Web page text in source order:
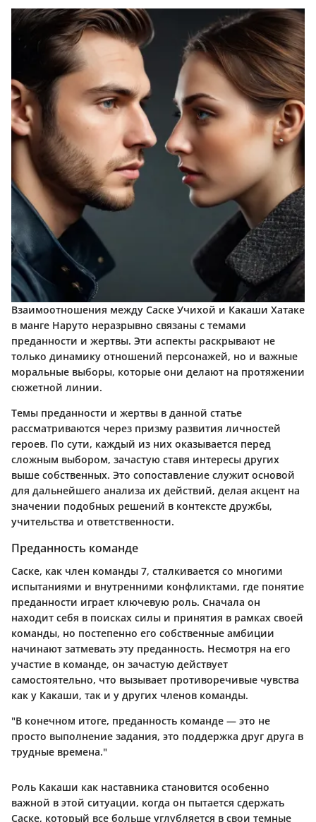
Взаимоотношения между Саске Учихой и Какаши Хатаке
в манге Наруто неразрывно связаны с темами
преданности и жертвы. Эти аспекты раскрывают не
только динамику отношений персонажей, но и важные
моральные выборы, которые они делают на протяжении
сюжетной линии.
Темы преданности и жертвы в данной статье
рассматриваются через призму развития личностей
героев. По сути, каждый из них оказывается перед
сложным выбором, зачастую ставя интересы других
выше собственных. Это сопоставление служит основой
для дальнейшего анализа их действий, делая акцент на
значении подобных решений в контексте дружбы,
учительства и ответственности.
Преданность команде
Саске, как член команды 7, сталкивается со многими
испытаниями и внутренними конфликтами, где понятие
преданности играет ключевую роль. Сначала он
находит себя в поисках силы и принятия в рамках своей
команды, но постепенно его собственные амбиции
начинают затмевать эту преданность. Несмотря на его
участие в команде, он зачастую действует
самостоятельно, что вызывает противоречивые чувства
как у Какаши, так и у других членов команды.
"В конечном итоге, преданность команде — это не
просто выполнение задания, это поддержка друг друга в
трудные времена."
Роль Какаши как наставника становится особенно
важной в этой ситуации, когда он пытается сдержать
Саске, который все больше углубляется в свои темные